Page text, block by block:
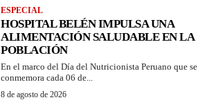
ESPECIAL
HOSPITAL BELÉN IMPULSA UNA
ALIMENTACIÓN SALUDABLE EN LA
POBLACIÓN
En el marco del Día del Nutricionista Peruano que se
conmemora cada 06 de...
8 de agosto de 2026